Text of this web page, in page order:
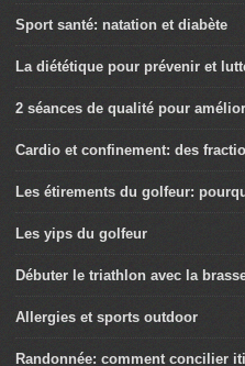
Sport santé: natation et diabète
La diététique pour prévenir et
2 séances de qualité pour
Cardio et confinement: des
Les étirements du golfeur:
Les yips du golfeur
Débuter le triathlon avec la
Allergies et sports outdoor
Randonnée: comment concilier